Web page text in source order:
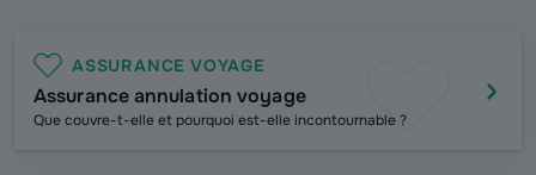
ASSURANCE VOYAGE
Assurance annulation voyage
Que couvre-t-elle et pourquoi est-elle incontournable ?